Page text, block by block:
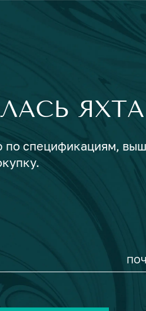
по спецификациям,